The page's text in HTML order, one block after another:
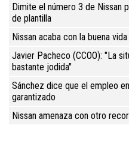
Dimite el número 3 de Nissan
de plantilla
Nissan acaba con la buena
Javier Pacheco (CCOO): "La
bastante jodida"
Sánchez dice que el empleo
garantizado
Nissan amenaza con otro